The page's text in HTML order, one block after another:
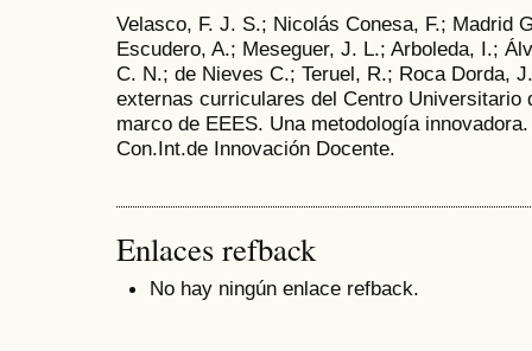
Velasco, F. J. S.; Nicolás Conesa, F.; Madrid
Escudero, A.; Meseguer, J. L.; Arboleda, I.;
C. N.; de Nieves C.; Teruel, R.; Roca Dorda,
externas curriculares del Centro Universitario
marco de EEES. Una metodología
Con.Int.de Innovación Docente.
Enlaces refback
No hay ningún enlace refback.